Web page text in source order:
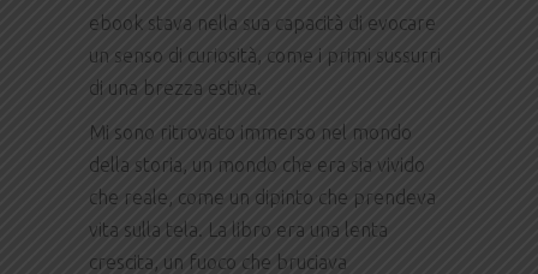
ebook stava nella sua capacità di evocare
un senso di curiosità, come i primi sussurri
di una brezza estiva.
Mi sono ritrovato immerso nel mondo
della storia, un mondo che era sia vivido
che reale, come un dipinto che prendeva
vita sulla tela. La libro era una lenta
crescita, un fuoco che bruciava